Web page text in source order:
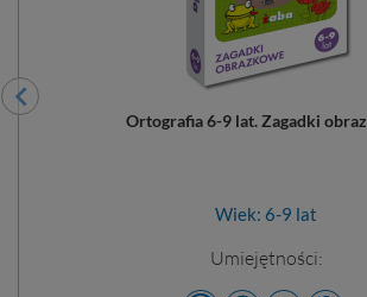
Ortografia 6-9 lat. Zagadki
Wiek: 6-9 lat
Umiejętności: